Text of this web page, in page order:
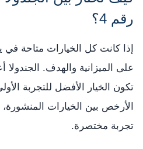
رقم 4؟
إذا كانت كل الخيارات متاحة في
على الميزانية والهدف. الجندولا
الأرخص بين الخيارات
تجربة مختصرة.